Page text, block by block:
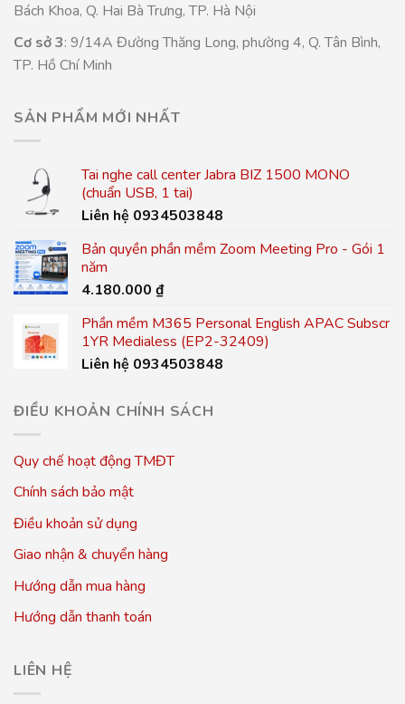
Bách Khoa, Q. Hai Bà Trưng, TP. Hà Nội
Cơ sở 3: 9/14A Đường Thăng Long, phường 4, Q. Tân Bình,
TP. Hồ Chí Minh
SẢN PHẨM MỚI NHẤT
Tai nghe call center Jabra BIZ 1500 MONO
(chuẩn USB, 1 tai)
Liên hệ 0934503848
Bản quyền phần mềm Zoom Meeting Pro - Gói 1
năm
4.180.000 ₫
Phần mềm M365 Personal English APAC Subscr
1YR Medialess (EP2-32409)
Liên hệ 0934503848
ĐIỀU KHOẢN CHÍNH SÁCH
Quy chế hoạt động TMĐT
Chính sách bảo mật
Điều khoản sử dụng
Giao nhận & chuyển hàng
Hướng dẫn mua hàng
Hướng dẫn thanh toán
LIÊN HỆ